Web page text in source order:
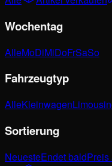
Wochentag
AlleMoDiMiDoFrSaSo
Fahrzeugtyp
AlleKleinwagen
Sortierung
NeuesteEndet baldPreis